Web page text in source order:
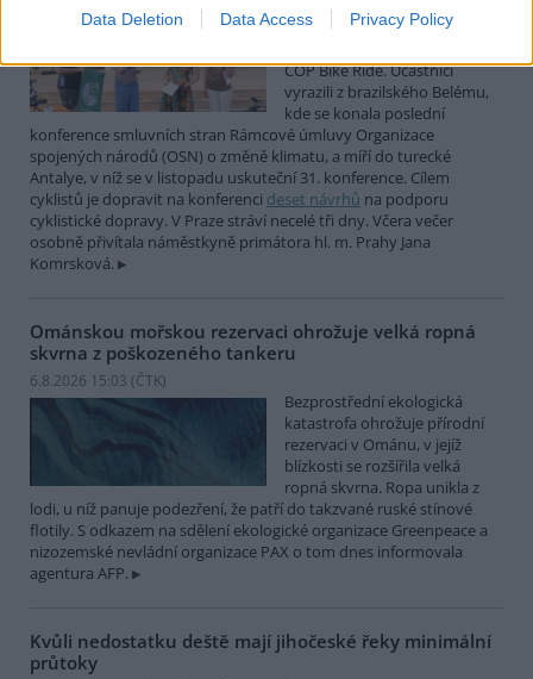
Data Deletion Data Access Privacy Policy
Do Prahy dnes dorazili jezdci
COP Bike Ride. Účastníci
vyrazili z brazilského Belému,
kde se konala poslední
konference smluvních stran Rámcové úmluvy Organizace
spojených národů (OSN) o změně klimatu, a míří do turecké
Antalye, v níž se v listopadu uskuteční 31. konference. Cílem
cyklistů je dopravit na konferenci deset návrhů na podporu
cyklistické dopravy. V Praze stráví necelé tři dny. Včera večer
osobně přivítala náměstkyně primátora hl. m. Prahy Jana
Komrsková.
Ománskou mořskou rezervaci ohrožuje velká ropná
skvrna z poškozeného tankeru
6.8.2026 15:03 (ČTK)
Bezprostřední ekologická
katastrofa ohrožuje přírodní
rezervaci v Ománu, v jejíž
blízkosti se rozšířila velká
ropná skvrna. Ropa unikla z
lodi, u níž panuje podezření, že patří do takzvané ruské stínové
flotily. S odkazem na sdělení ekologické organizace Greenpeace a
nizozemské nevládní organizace PAX o tom dnes informovala
agentura AFP.
Kvůli nedostatku deště mají jihočeské řeky minimální
průtoky